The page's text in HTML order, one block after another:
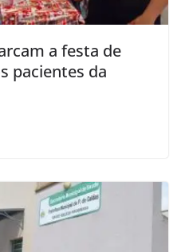
a festa de
pacientes da